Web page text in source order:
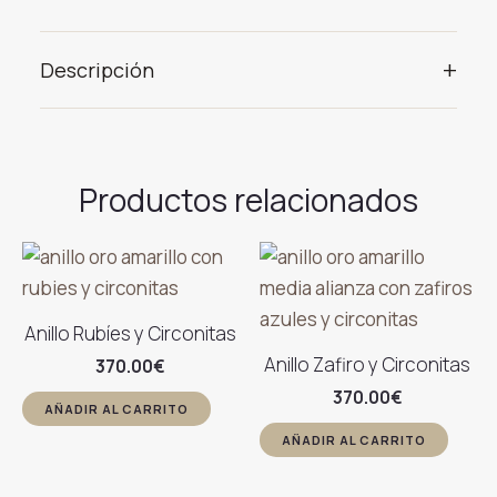
Descripción +
Productos relacionados
Anillo Rubíes y Circonitas
370.00€
AÑADIR AL CARRITO
Anillo Zafiro y Circonitas
370.00€
AÑADIR AL CARRITO